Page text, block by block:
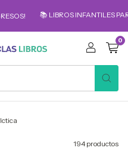
INFANTILES PARA LOS MÁS
0
194 productos